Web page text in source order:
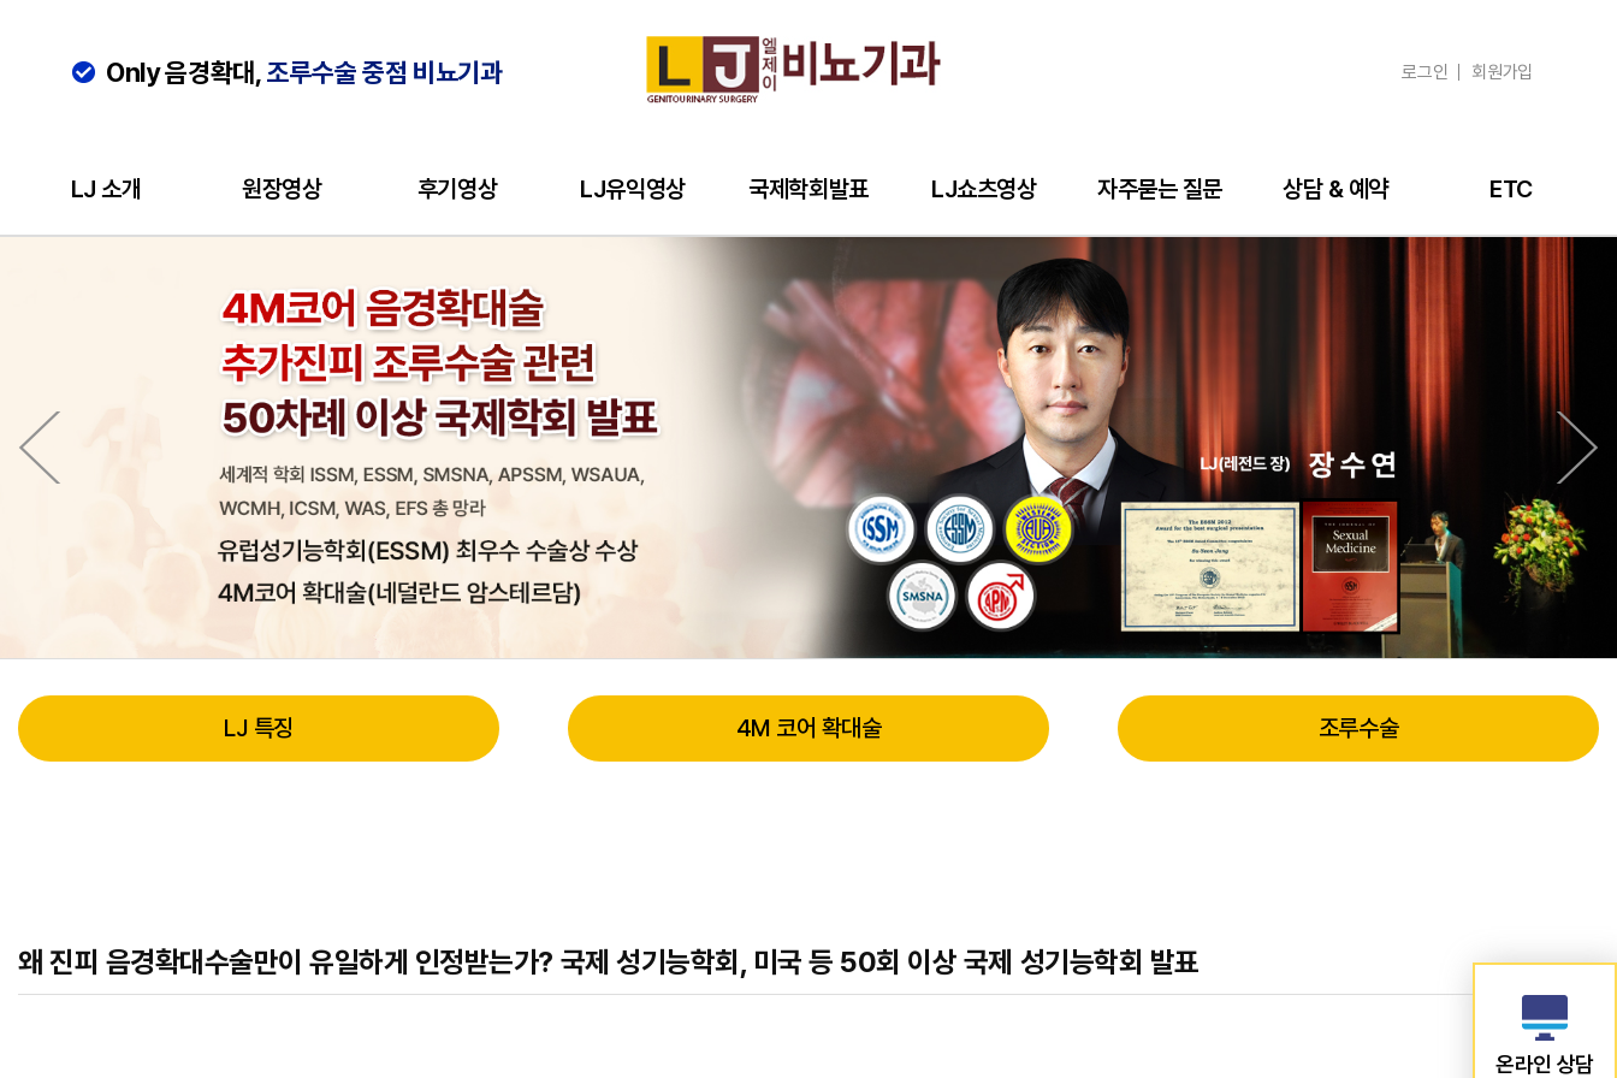
Only 음경확대,조루수술 중점 비뇨기과 로그인 회원가입
LJ 소개 원장영상 후기영상 LJ유익영상 국제학회발표 LJ쇼츠영상 자주묻는 질문 상담 & 예약 ETC
LJ 특징 4M 코어 확대술 조루수술
왜 진피 음경확대수술만이 유일하게 인정받는가? 국제 성기능학회, 미국 등 50회 이상 국제 성기능학회 발표
온라인 상담